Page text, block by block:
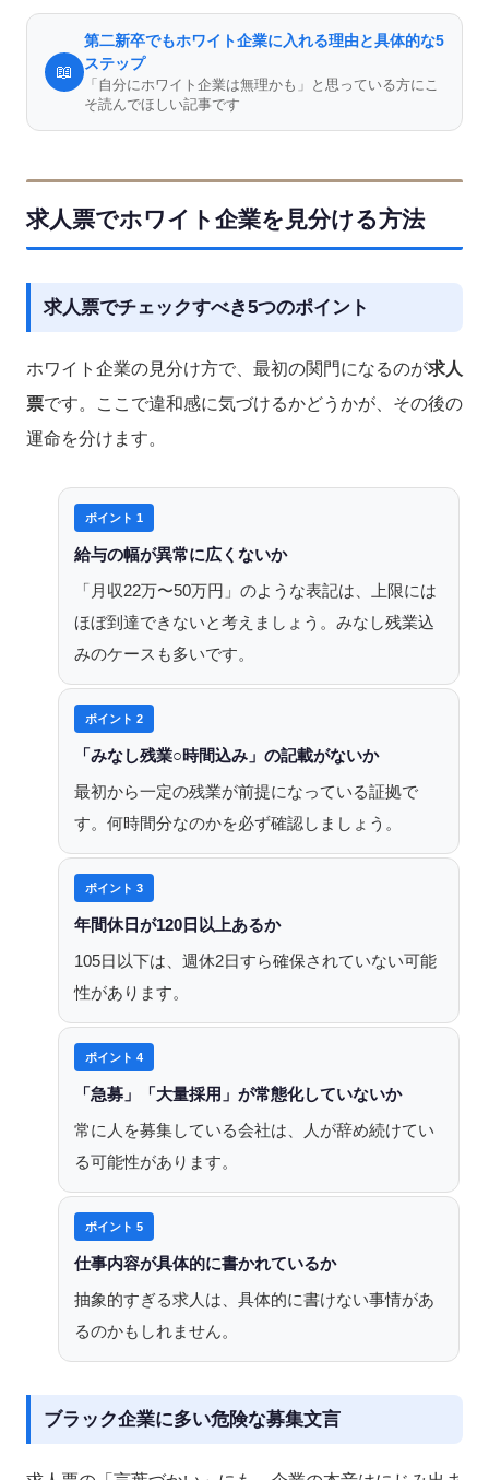
📖
第二新卒でもホワイト企業に入れる理由と具体的な5
ステップ
「自分にホワイト企業は無理かも」と思っている方にこ
そ読んでほしい記事です
求人票でホワイト企業を見分ける方法
求人票でチェックすべき5つのポイント
ホワイト企業の見分け方で、最初の関門になるのが求人
票です。ここで違和感に気づけるかどうかが、その後の
運命を分けます。
ポイント 1
給与の幅が異常に広くないか
「月収22万〜50万円」のような表記は、上限には
ほぼ到達できないと考えましょう。みなし残業込
みのケースも多いです。
ポイント 2
「みなし残業○時間込み」の記載がないか
最初から一定の残業が前提になっている証拠で
す。何時間分なのかを必ず確認しましょう。
ポイント 3
年間休日が120日以上あるか
105日以下は、週休2日すら確保されていない可能
性があります。
ポイント 4
「急募」「大量採用」が常態化していないか
常に人を募集している会社は、人が辞め続けてい
る可能性があります。
ポイント 5
仕事内容が具体的に書かれているか
抽象的すぎる求人は、具体的に書けない事情があ
るのかもしれません。
ブラック企業に多い危険な募集文言